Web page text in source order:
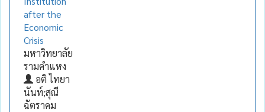
after the
Economic
Crisis
มหาวิทยาลัย
รามคำแหง
อติ ไทยา
นันท์;สุณี
ฉัตราคม